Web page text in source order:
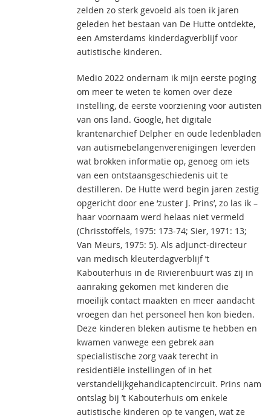
zelden zo sterk gevoeld als toen ik jaren
geleden het bestaan van De Hutte ontdekte,
een Amsterdams kinderdagverblijf voor
autistische kinderen.
Medio 2022 ondernam ik mijn eerste poging
om meer te weten te komen over deze
instelling, de eerste voorziening voor autisten
van ons land. Google, het digitale
krantenarchief Delpher en oude ledenbladen
van autismebelangenverenigingen leverden
wat brokken informatie op, genoeg om iets
van een ontstaansgeschiedenis uit te
destilleren. De Hutte werd begin jaren zestig
opgericht door ene ‘zuster J. Prins’, zo las ik –
haar voornaam werd helaas niet vermeld
(Chrisstoffels, 1975: 173-74; Sier, 1971: 13;
Van Meurs, 1975: 5). Als adjunct-directeur
van medisch kleuterdagverblijf ’t
Kabouterhuis in de Rivierenbuurt was zij in
aanraking gekomen met kinderen die
moeilijk contact maakten en meer aandacht
vroegen dan het personeel hen kon bieden.
Deze kinderen bleken autisme te hebben en
kwamen vanwege een gebrek aan
specialistische zorg vaak terecht in
residentiële instellingen of in het
verstandelijkgehandicaptencircuit. Prins nam
ontslag bij ’t Kabouterhuis om enkele
autistische kinderen op te vangen, wat ze